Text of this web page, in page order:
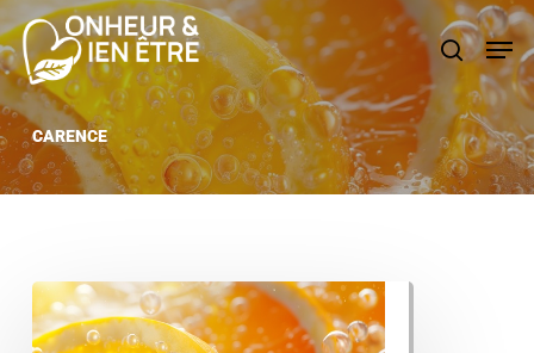
Skip
to
main
content
search
CARENCE